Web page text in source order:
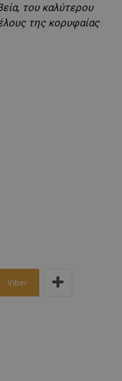
του καλύτερου
της κορυφαίας
Viber